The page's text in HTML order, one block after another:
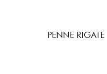
PENNE